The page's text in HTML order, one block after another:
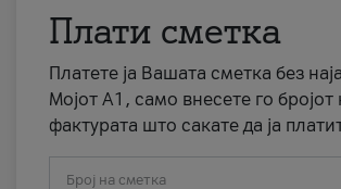
Плати сметка
Платете ја Вашата сметка без
Мојот А1, само внесете го бројот
фактурата што сакате да ја
Број на сметка